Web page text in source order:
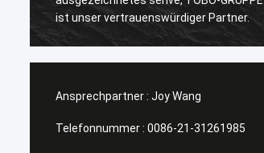
ist unser vertrauenswürdiger Partner.
Ansprechpartner : Joy Wang
Telefonnummer : 0086-21-31261985